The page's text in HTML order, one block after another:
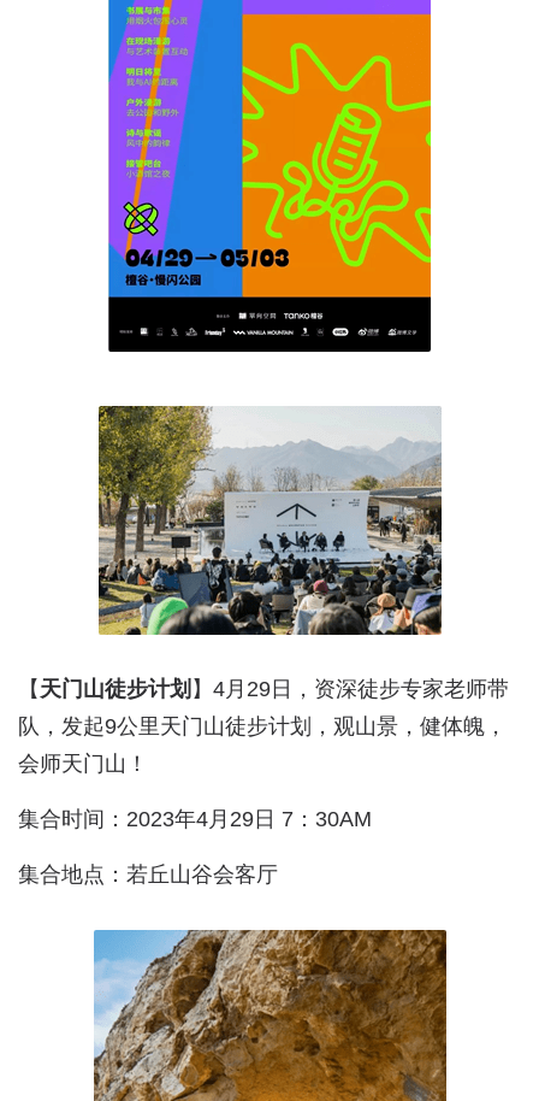
【 天门山徒步计划 】4月29日，资深徒步专家老师带
队，发起9公里天门山徒步计划，观山景，健体魄，
会师天门山！
集合时间：2023年4月29日 7：30AM
集合地点：若丘山谷会客厅